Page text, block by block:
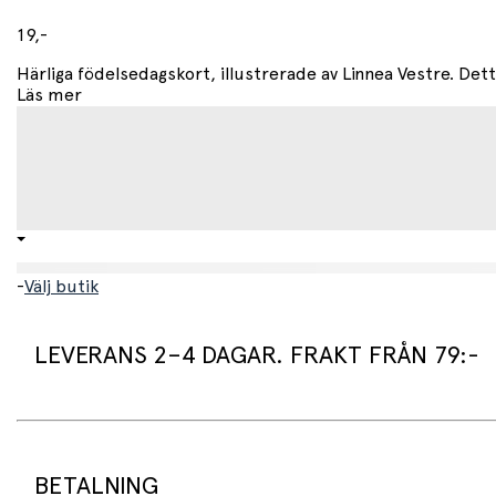
19,-
Härliga födelsedagskort, illustrerade av Linnea Vestre.
Läs mer
-Välj butik
LEVERANS 2–4 DAGAR. FRAKT FRÅN 79:-
Standard leveranstid för varor som finns i lager är 2–4 dagar.
BETALNING